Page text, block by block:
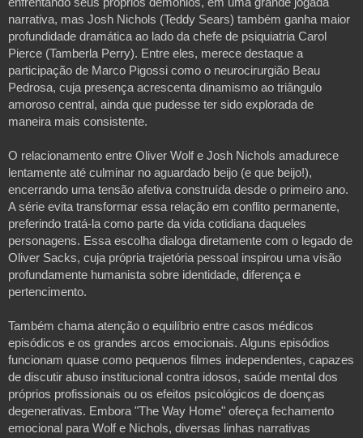
narrativa, mas Josh Nichols (Teddy Sears) também ganha maior
profundidade dramática ao lado da chefe de psiquiatria Carol
Pierce (Tamberla Perry). Entre eles, merece destaque a
participação de Marco Pigossi como o neurocirurgião Beau
Pedrosa, cuja presença acrescenta dinamismo ao triângulo
amoroso central, ainda que pudesse ter sido explorada de
maneira mais consistente.
O relacionamento entre Oliver Wolf e Josh Nichols amadurece
lentamente até culminar no aguardado beijo (e que beijo!),
encerrando uma tensão afetiva construída desde o primeiro ano.
A série evita transformar essa relação em conflito permanente,
preferindo tratá-la como parte da vida cotidiana daqueles
personagens. Essa escolha dialoga diretamente com o legado de
Oliver Sacks, cuja própria trajetória pessoal inspirou uma visão
profundamente humanista sobre identidade, diferença e
pertencimento.
Também chama atenção o equilíbrio entre casos médicos
episódicos e os grandes arcos emocionais. Alguns episódios
funcionam quase como pequenos filmes independentes, capazes
de discutir abuso institucional contra idosos, saúde mental dos
próprios profissionais ou os efeitos psicológicos de doenças
degenerativas. Embora "The Way Home" ofereça fechamento
emocional para Wolf e Nichols, diversas linhas narrativas